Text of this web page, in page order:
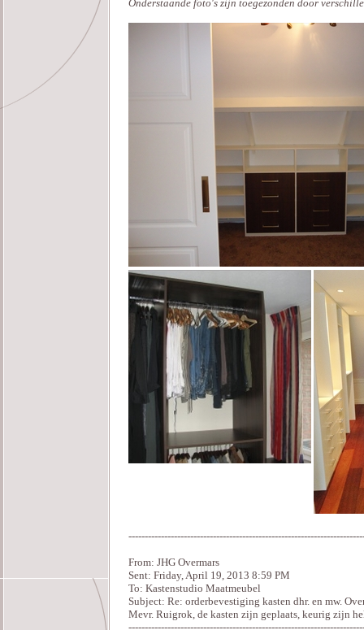
Onderstaande foto's zijn toegezonden door
From: JHG Overmars
Sent: Friday, April 19, 2013 8:59 PM
To: Kastenstudio Maatmeubel
Subject: Re: orderbevestiging kasten dhr. en mw.
Mevr. Ruigrok, de kasten zijn geplaats, keurig zijn